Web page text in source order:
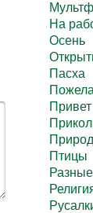
На
Осень
Пасха
Привет
Птицы